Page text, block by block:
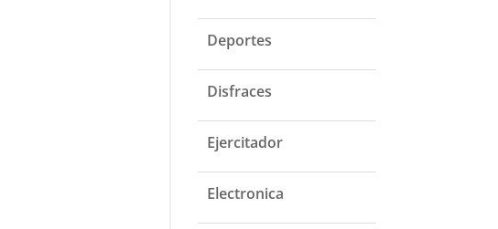
Deportes
Disfraces
Ejercitador
Electronica